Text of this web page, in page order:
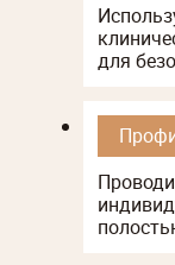
для